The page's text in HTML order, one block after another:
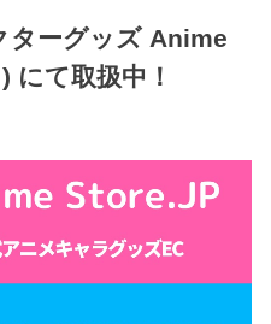
ターグッズ Anime
にて取扱中！